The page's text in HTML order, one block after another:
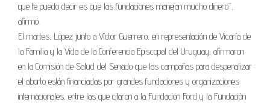
que te puedo decir es que las fundaciones manejan mucho dinero”,
afirmó.
El martes, López junto a Víctor Guerrero, en representación de Vicaría de
la Familia y la Vida de la Conferencia Episcopal del Uruguay, afirmaron
en la Comisión de Salud del Senado que las campañas para despenalizar
el aborto están financiadas por grandes fundaciones y organizaciones
internacionales, entre las que citaron a la Fundación Ford y la Fundación